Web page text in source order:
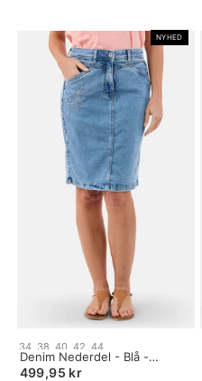
NYHED
Denim Nederdel - Blå -
Broderidetalje
499,95 kr
Size:
34
selected
34 38 40 42 44